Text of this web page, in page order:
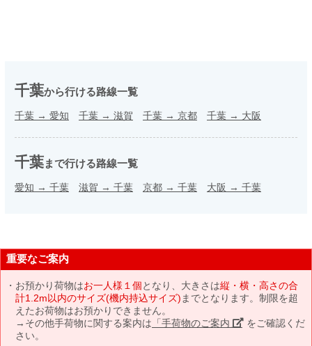
千葉から行ける路線一覧
千葉 → 愛知 千葉 → 滋賀 千葉 → 京都 千葉 → 大阪
千葉まで行ける路線一覧
愛知 → 千葉 滋賀 → 千葉 京都 → 千葉 大阪 → 千葉
重要なご案内
お預かり荷物はお一人様１個となり、大きさは縦・横・高さの合
計1.2m以内のサイズ(機内持込サイズ) までとなります。制限を超
えたお荷物はお預かりできません。
→その他手荷物に関する案内は 「手荷物のご案内」 をご確認くだ
さい。